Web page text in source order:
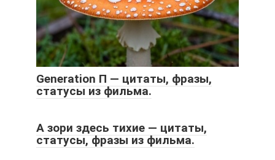
Generation П — цитаты, фразы,
статусы из фильма.
А зори здесь тихие — цитаты,
статусы, фразы из фильма.